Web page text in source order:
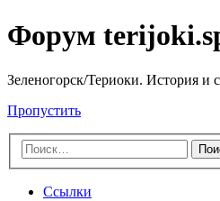
Форум
Зеленогорск/Териоки. История и
Пропустить
Ссылки